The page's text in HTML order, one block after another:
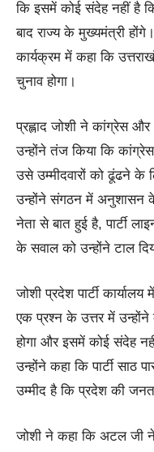
कि इसमें कोई संदेह नहीं है
बाद राज्य के मुख्यमंत्री
कार्यक्रम में कहा कि
चुनाव होगा।
प्रह्लाद जोशी ने कांग्रेस और
उन्होंने तंज किया कि
उसे उम्मीदवारों को ढूंढने के
उन्होंने संगठन में अनुशासन
नेता से बात हुई है, पार्टी
के सवाल को उन्होंने टाल
जोशी प्रदेश पार्टी
एक प्रश्न के उत्तर में
होगा और इसमें कोई संदेह
उन्होंने कहा कि पार्टी साठ
उम्मीद है कि प्रदेश की
जोशी ने कहा कि अटल जी